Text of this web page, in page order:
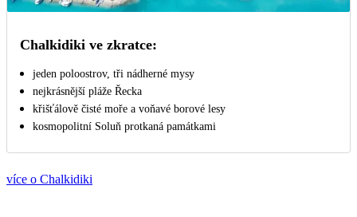
Chalkidiki ve zkratce:
jeden poloostrov, tři nádherné mysy
nejkrásnější pláže Řecka
křišťálově čisté moře a voňavé borové lesy
kosmopolitní Soluň protkaná památkami
více o Chalkidiki